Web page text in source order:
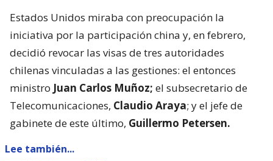
Estados Unidos miraba con preocupación la
iniciativa por la participación china y, en febrero,
decidió revocar las visas de tres autoridades
chilenas vinculadas a las gestiones: el entonces
ministro Juan Carlos Muñoz; el subsecretario de
Telecomunicaciones, Claudio Araya; y el jefe de
gabinete de este último, Guillermo Petersen.
Lee también...